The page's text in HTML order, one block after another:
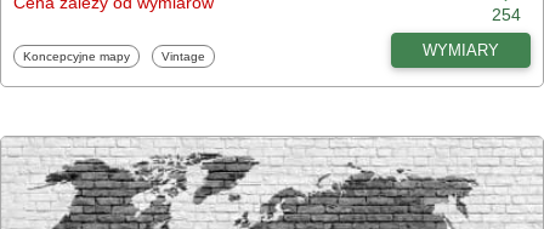
254
Fototapety
Koncepcyjne mapy Fototapety
Vintage WYMIARY